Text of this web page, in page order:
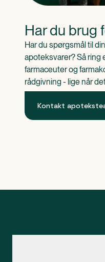
Har du brug
Har du spørgsmål til
apoteksvarer? Så ring
farmaceuter og
rådgivning - lige når
Kontakt